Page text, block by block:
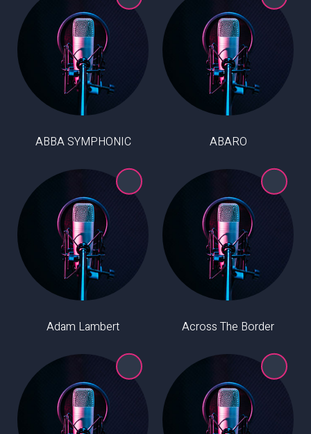
ABARO
ABBA SYMPHONIC
Across The Border
Adam Lambert